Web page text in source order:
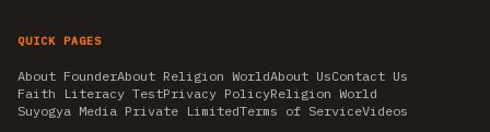
QUICK PAGES
About FounderAbout Religion WorldAbout UsContact Us
Faith Literacy TestPrivacy PolicyReligion World
Suyogya Media Private LimitedTerms of ServiceVideos